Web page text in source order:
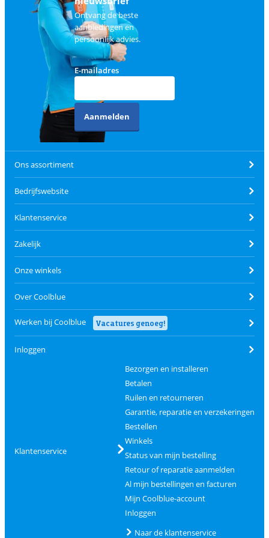
Ontvang de beste
aanbiedingen en
persoonlijk advies.
E-mailadres
Aanmelden
Ons assortiment
Bedrijfswebsite
Klantenservice
Zakelijk
Onze winkels
Over Coolblue
Werken bij Coolblue Vacatures genoeg!
Inloggen
Klantenservice
Bezorgen en installeren
Betalen
Ruilen en retourneren
Garantie, reparatie en verzekeringen
Bestellen
Winkels
Status van mijn bestelling
Retour of reparatie aanmelden
Al mijn bestellingen en facturen
Mijn Coolblue-account
Inloggen
Naar de klantenservice